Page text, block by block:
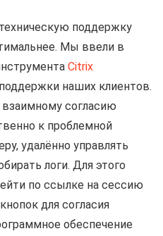
поддержку
Мы ввели в
Citrix
наших клиентов.
согласию
к проблемной
удалённо управлять
логи. Для этого
по ссылке на сессию
для согласия
обеспечение